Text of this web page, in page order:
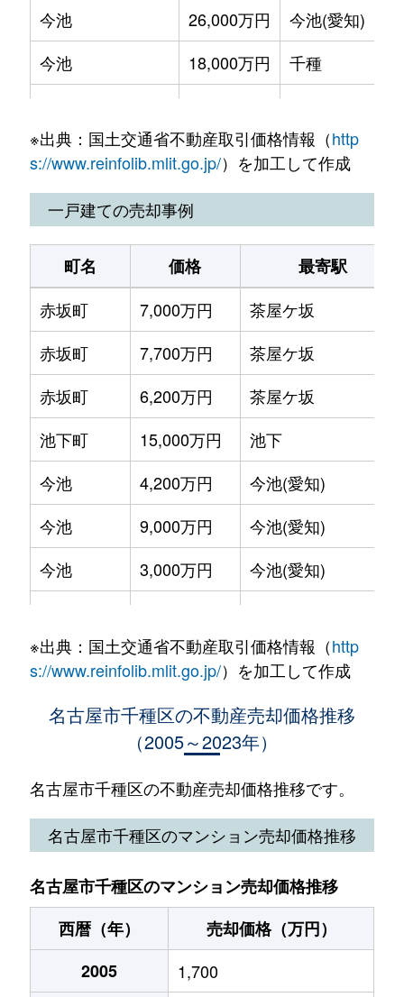
今池
1,200万円
今池(愛知)
今池
1,400万円
今池(愛知)
今池
1,100万円
今池(愛知)
今池
1,900万円
今池
1,200万円
今池(愛知)
今池
3,700万円
今池(愛知)
今池
2,000万円
今池(愛知)
今池
1,700万円
今池(愛知)
今池
1,700万円
今池(愛知)
今池
1,200万円
今池(愛知)
今池
1,700万円
今池(愛知)
今池
2,200万円
今池(愛知)
今池
690万円
車道
今池南
600万円
今池(愛知)
今池南
2,200万円
今池(愛知)
今池南
1,400万円
今池(愛知)
今池南
1,500万円
今池(愛知)
内山
3,300万円
今池(愛知)
内山
1,600万円
今池(愛知)
2,000万円
今池
26,000万円
今池(愛知)
今池
18,000万円
千種
今池南
10,000万円
今池(愛知)
内山
25,000万円
千種
御棚町
12,000万円
覚王山
御棚町
22,000万円
覚王山
覚王山通
5,300万円
覚王山
鹿子殿
7,400万円
自由ケ丘(愛知)
萱場
4,000万円
萱場
4,800万円
ナゴヤドーム
唐山町
11,000万円
東山公園(愛知)
唐山町
26,000万円
東山公園(愛知)
菊坂町
10,000万円
覚王山
北千種
3,500万円
ナゴヤドーム
25,000万円
清住町
5,500万円
東山公園(愛知)
桐林町
6,000万円
池下
桐林町
1,600万円
池下
小松町
6,200万円
吹上(愛知)
下方町
6,100万円
※出典：国土交通省不動産取引価格情報（http
s://www.reinfolib.mlit.go.jp/）を加工して作成
一戸建ての売却事例
町名 価格
最寄駅
赤坂町
7,000万円
茶屋ケ坂
赤坂町
7,700万円
茶屋ケ坂
赤坂町
6,200万円
茶屋ケ坂
池下町
15,000万円
池下
今池
4,200万円
今池(愛知)
今池
9,000万円
今池(愛知)
今池
3,000万円
今池(愛知)
今池
4,900万円
今池(愛知)
39,000万円
今池(愛知)
今池
43,000万円
今池(愛知)
今池
20,000万円
今池(愛知)
内山
2,000万円
今池(愛知)
内山
1,400万円
今池(愛知)
※出典：国土交通省不動産取引価格情報（http
s://www.reinfolib.mlit.go.jp/）を加工して作成
名古屋市千種区の不動産売却価格推移
（2005～2023年）
名古屋市千種区の不動産売却価格推移です。
名古屋市千種区のマンション売却価格推移
名古屋市千種区のマンション売却価格推移
西暦（年）
売却価格（万円）
2005
1,700